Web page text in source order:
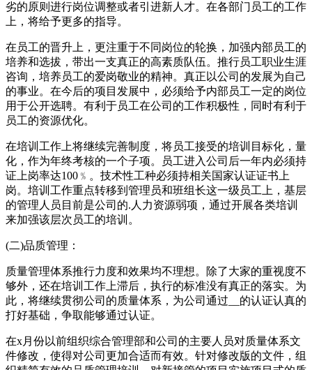
劣的原则进行岗位调整或者引进新人才。在各部门员工的工作
上，将给予更多的指导。
在员工的晋升上，更注重于不同岗位的轮换，加强内部员工的
培养和选拔，带出一支真正的高素质队伍。推行员工职业生涯
咨询，培养员工的爱岗敬业的精神。真正以公司的发展为自己
的事业。在今后的项目发展中，必须给予内部员工一定的岗位
用于公开选聘。有利于员工在公司的工作积极性，同时有利于
员工的资源优化。
在培训工作上将继续完善制度，将员工接受的培训目标化，量
化，作为年终考核的一个子项。员工进入公司后一年内必须持
证上岗率达100﹪。技术性工种必须持相关国家认证证书上
岗。培训工作重点转移到管理员和班组长这一级员工上，基层
的管理人员目前是公司的.人力资源弱项，通过开展各类培训
来加强该层次员工的培训。
(二)品质管理：
质量管理体系推行力度和效果均不理想。除了大家的重视度不
够外，还在培训工作上滞后，执行的标准没有真正的落实。为
此，将继续贯彻公司的质量体系，为公司通过__的认证认真的
打好基础，争取能够通过认证。
在x月份以前组织综合管理部和公司的主要人员对质量体系文
件修改，使得对公司更加合适而有效。针对修改版的文件，组